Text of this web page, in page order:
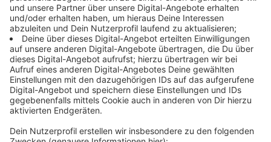
laufen seit dem 26. September und gehen noch bis
zum 05. Oktober. Schäfer, der seit 2011 beim TSV
Bayer 04 Leverkusen trainiert, hatte im letzten Anlauf
7, 45 Meter geschafft – weit über seiner bisherigen
Bestleistung.
Anzeige
Weitere Meldungen aus Leverkusen